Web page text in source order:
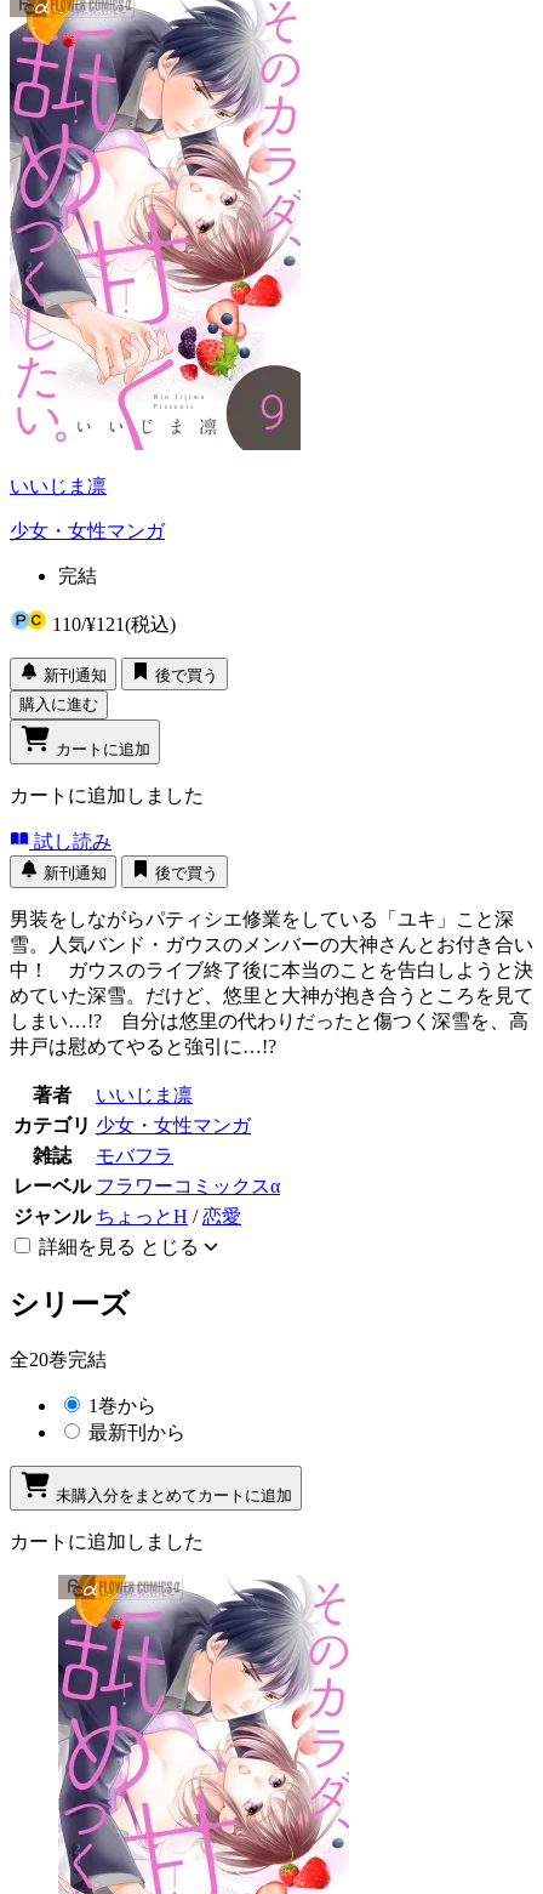
いいじま凛
少女・女性マンガ
完結
110/¥121(税込)
新刊通知
後で買う
購入に進む
カートに追加
カートに追加しました
試し読み
新刊通知 後で買う
男装をしながらパティシエ修業をしている「ユキ」こと深
雪。人気バンド・ガウスのメンバーの大神さんとお付き合い
中！ ガウスのライブ終了後に本当のことを告白しようと決
めていた深雪。だけど、悠里と大神が抱き合うところを見て
しまい…!? 自分は悠里の代わりだったと傷つく深雪を、高
井戸は慰めてやると強引に…!?
著者
いいじま凛
カテゴリ 少女・女性マンガ
雑誌
モバフラ
レーベル フラワーコミックスα
ジャンル ちょっとH /恋愛
詳細を見る とじる
シリーズ
全20巻完結
1巻から
最新刊から
未購入分をまとめてカートに追加
カートに追加しました